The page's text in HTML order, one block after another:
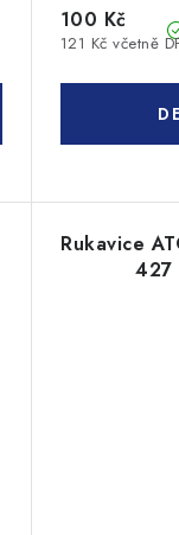
121 Kč včetně
100 Kč
Rukavice
427